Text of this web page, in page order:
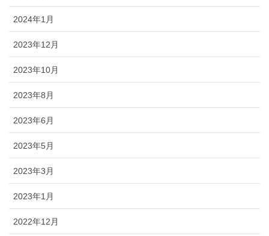
2024年1月
2023年12月
2023年10月
2023年8月
2023年6月
2023年5月
2023年3月
2023年1月
2022年12月